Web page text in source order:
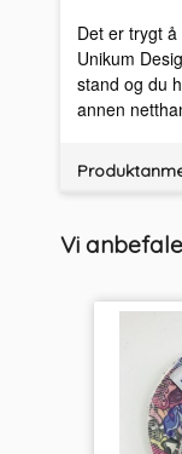
Det er trygt
Unikum
stand og du
annen
Vi